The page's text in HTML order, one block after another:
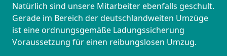
Natürlich sind unsere Mitarbeiter ebenfalls geschult.
Gerade im Bereich der deutschlandweiten Umzüge
ist eine ordnungsgemäße Ladungssicherung
Voraussetzung für einen reibungslosen Umzug.